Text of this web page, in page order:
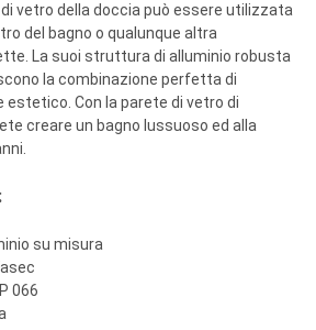
vetro della doccia può essere utilizzata
del bagno o qualunque altra
La suoi struttura di alluminio robusta
la combinazione perfetta di
estetico. Con la parete di vetro di
creare un bagno lussuoso ed alla
su misura
066